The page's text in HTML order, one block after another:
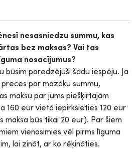
nesasniedzu summu, kas
bez maksas? Vai tas
nosacījumus?
būsim paredzējuši šādu iespēju. Ja
par mazāku summu,
maksu par jums piešķirtajām
160 eur vietā iepirksieties 120 eur
maksa būs tikai 20 eur). Par šiem
vienosimies vēl pirms līguma
lai zināt, ar ko rēķināties.